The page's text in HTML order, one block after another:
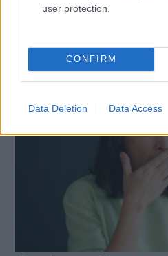
user protection.
CONFIRM
Data Deletion Data Access
El truco contra la cal
Di adiós a la cal del baño